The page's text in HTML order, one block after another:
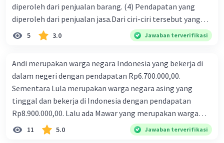
diperoleh dari penjualan barang. (4) Pendapatan yang
diperoleh dari penjualan jasa.Dari ciri-ciri tersebut yang
merupakan ciri dari perusahaan dagang ditunjukan pada
nomor…. a. 1 dan 3 b. 3 dan 4 c. 2 dan 3 d. 1 dan 2 e. 2 dan 4
5 3.0 Jawaban terverifikasi
Andi merupakan warga negara Indonesia yang bekerja di
dalam negeri dengan pendapatan Rp6.700.000,00.
Sementara Lula merupakan warga negara asing yang
tinggal dan bekerja di Indonesia dengan pendapatan
Rp8.900.000,00. Lalu ada Mawar yang merupakan warga
negara Indonesia yang tinggal dan bekerja di luar negeri
dengan pendapatan Rp11.000.000,00. Hitunglah PNB
11 5.0 Jawaban terverifikasi